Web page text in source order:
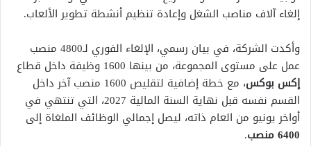
إلغاء آلاف مناصب الشغل وإعادة تنظيم أنشطة تطوير الألعاب.
وأكدت الشركة، في بيان رسمي، الإلغاء الفوري لـ4800 منصب
عمل على مستوى المجموعة، من بينها 1600 وظيفة داخل قطاع
إكس بوكس
، مع خطة إضافية لتقليص 1600 منصب آخر داخل
القسم نفسه قبل نهاية السنة المالية 2027، التي تنتهي في
أواخر يونيو من العام ذاته، ليصل إجمالي الوظائف الملغاة إلى
6400 منصب
.